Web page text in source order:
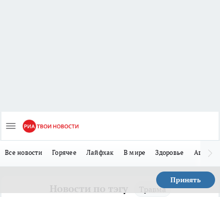
Все новости Горячее Лайфхак В мире Здоровье Авто
Принять
Травма